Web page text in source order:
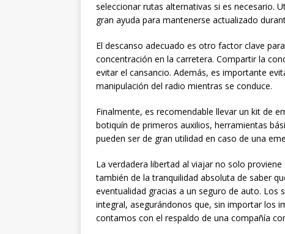
seleccionar rutas alternativas si es necesario.
gran ayuda para mantenerse actualizado
El descanso adecuado es otro factor clave
concentración en la carretera. Compartir la
evitar el cansancio. Además, es importante
manipulación del radio mientras se conduce.
Finalmente, es recomendable llevar un kit de
botiquín de primeros auxilios, herramientas
pueden ser de gran utilidad en caso de una
La verdadera libertad al viajar no solo
también de la tranquilidad absoluta de saber
eventualidad gracias a un seguro de auto. Los
integral, asegurándonos que, sin importar los
contamos con el respaldo de una compañía